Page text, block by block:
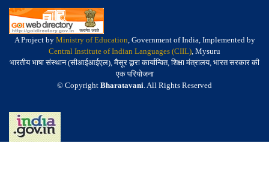
A Project by Ministry of Education, Government of India, Implemented by
Central Institute of Indian Languages (CIIL), Mysuru
भारतीय भाषा संस्थान (सीआईआईएल), मैसूर द्वारा कार्यान्वित, शिक्षा मंत्रालय, भारत सरकार की
एक परियोजना
© Copyright Bharatavani. All Rights Reserved